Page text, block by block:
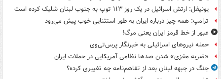
یونیفل: ارتش اسرائیل در یک روز ۱۱۳ توپ به جنوب لبنان شلیک کرده است
ترامپ: همه چیز درباره ایران به طور استثنایی خوب پیش می‌رود
عبور از خط قرمز ایران یعنی مرگ!
حمله نیروهای اسرائیلی به خبرنگار پرس‌تی‌وی
«ضربه مغزی» شدن صدها نظامی آمریکایی در حملات ایران
جنگ در جبهه لبنان بعد از تفاهم‌نامه چه تغییری کرده؟